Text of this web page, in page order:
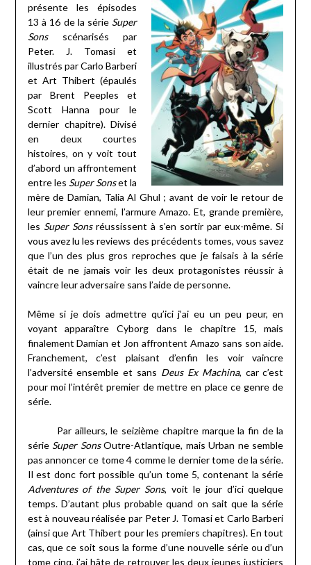
présente les épisodes
13 à 16 de la série Super
Sonsscénarisés par
Peter. J. Tomasi et
illustrés par Carlo Barberi
et Art Thibert (épaulés
par Brent Peeples et
Scott Hanna pour le
dernier chapitre). Divisé
en deux courtes
histoires, on y voit tout
d’abord un affrontement
entre les Super Sonset la
mère de Damian, Talia Al Ghul ; avant de voir le retour de
leur premier ennemi, l’armure Amazo. Et, grande première,
les Super Sonsréussissent à s’en sortir par eux-même. Si
vous avez lu les reviews des précédents tomes, vous savez
que l’un des plus gros reproches que je faisais à la série
était de ne jamais voir les deux protagonistes réussir à
vaincre leur adversaire sans l’aide de personne.
Même si je dois admettre qu’ici j’ai eu un peu peur, en
voyant apparaître Cyborg dans le chapitre 15, mais
finalement Damian et Jon affrontent Amazo sans son aide.
Franchement, c’est plaisant d’enfin les voir vaincre
l’adversité ensemble et sans Deus Ex Machina, car c’est
pour moi l’intérêt premier de mettre en place ce genre de
série.
Par ailleurs, le seizième chapitre marque la fin de la
série Super SonsOutre-Atlantique, mais Urban ne semble
pas annoncer ce tome 4 comme le dernier tome de la série.
Il est donc fort possible qu’un tome 5, contenant la série
Adventures of the Super Sons, voit le jour d’ici quelque
temps. D’autant plus probable quand on sait que la série
est à nouveau réalisée par Peter J. Tomasi et Carlo Barberi
(ainsi que Art Thibert pour les premiers chapitres). En tout
cas, que ce soit sous la forme d’une nouvelle série ou d’un
tome cinq, j’ai hâte de retrouver les deux jeunes justiciers